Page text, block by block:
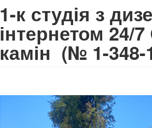
1-к студія з
інтернетом 24/
камін (№ 1-348-